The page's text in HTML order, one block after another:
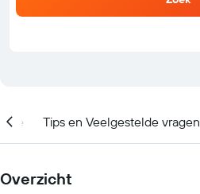
Tips en Veelgestelde vragen
Overzicht